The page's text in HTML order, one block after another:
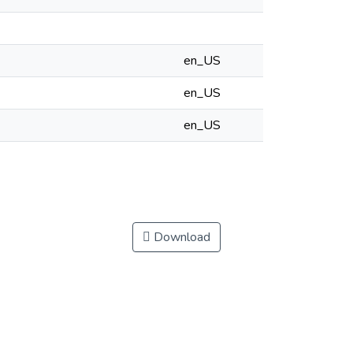
en_US
en_US
en_US
Download